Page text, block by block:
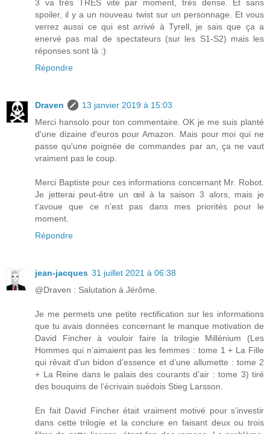
3 va très TRES vite par moment, très dense. Et sans
spoiler, il y a un nouveau twist sur un personnage. Et vous
verrez aussi ce qui est arrivé à Tyrell, je sais que ça a
enervé pas mal de spectateurs (sur les S1-S2) mais les
réponses sont là :)
Répondre
Draven
13 janvier 2019 à 15:03
Merci hansolo pour ton commentaire. OK je me suis planté
d'une dizaine d'euros pour Amazon. Mais pour moi qui ne
passe qu'une poignée de commandes par an, ça ne vaut
vraiment pas le coup.
Merci Baptiste pour ces informations concernant Mr. Robot.
Je jetterai peut-être un œil à la saison 3 alors, mais je
t'avoue que ce n'est pas dans mes priorités pour le
moment.
Répondre
jean-jacques 31 juillet 2021 à 06:38
@Draven : Salutation à Jérôme.
Je me permets une petite rectification sur les informations
que tu avais données concernant le manque motivation de
David Fincher à vouloir faire la trilogie Millénium (Les
Hommes qui n’aimaient pas les femmes : tome 1 + La Fille
qui rêvait d’un bidon d’essence et d’une allumette : tome 2
+ La Reine dans le palais des courants d’air : tome 3) tiré
des bouquins de l’écrivain suédois Stieg Larsson.
En fait David Fincher était vraiment motivé pour s’investir
dans cette trilogie et la conclure en faisant deux ou trois